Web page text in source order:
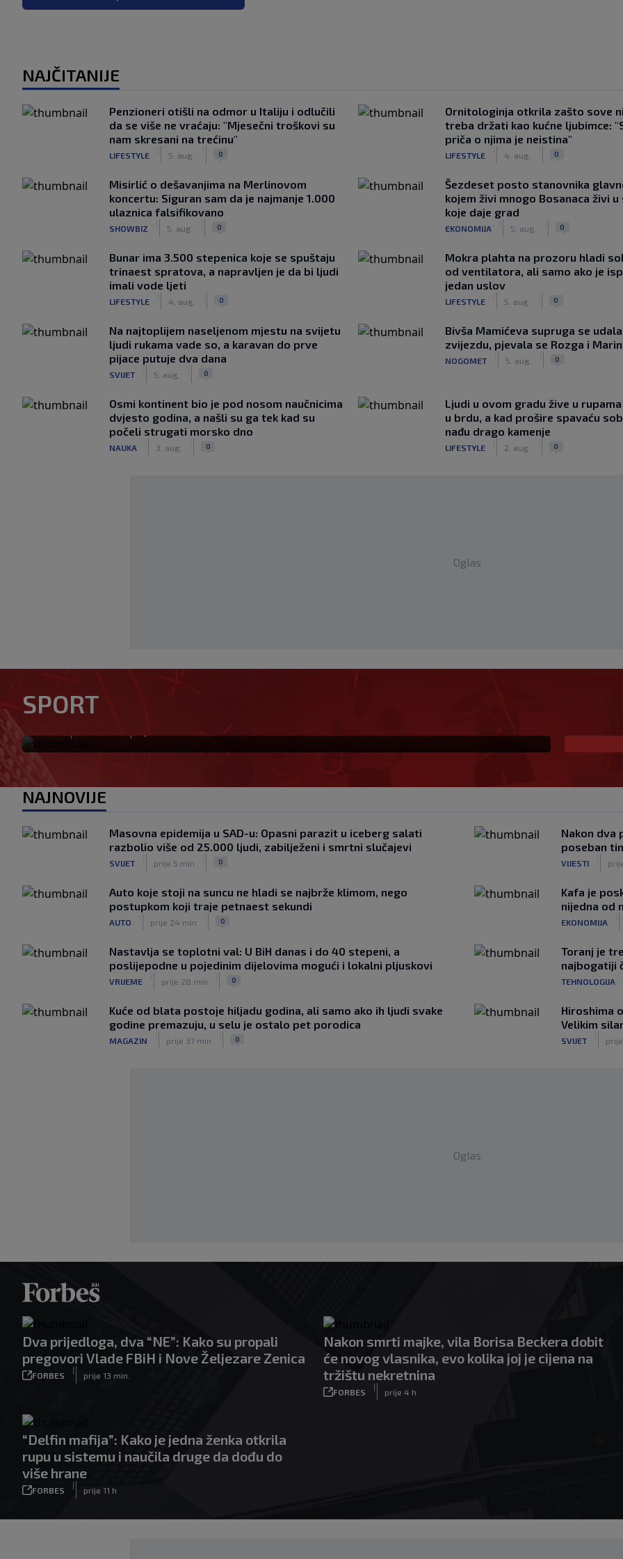
NAJČITANIJE
Penzioneri otišli na odmor u Italiju i odlučili
da se više ne vraćaju: "Mjesečni troškovi su
nam skresani na trećinu"
LIFESTYLE 5. aug. 0
Ornitologinja otkrila zašto sove
treba držati kao kućne ljubimce:
priča o njima je neistina"
LIFESTYLE 4. aug. 0
Misirlić o dešavanjima na Merlinovom
koncertu: Siguran sam da je najmanje 1.000
ulaznica falsifikovano
SHOWBIZ 5. aug. 0
Šezdeset posto stanovnika
kojem živi mnogo Bosanaca živi
koje daje grad
EKONOMIJA 5. aug. 0
Bunar imа 3.500 stepenica koje se spuštaju
trinaest spratova, a napravljen je da bi ljudi
imali vode ljeti
LIFESTYLE 4. aug. 0
Mokra plahta na prozoru hladi
od ventilatora, ali samo ako je
jedan uslov
LIFESTYLE 5. aug. 0
Na najtoplijem naseljenom mjestu na svijetu
ljudi rukama vade so, a karavan do prve
pijace putuje dva dana
SVIJET 5. aug. 0
Bivša Mamićeva supruga se udala
zvijezdu, pjevala se Rozga i
NOGOMET 5. aug. 0
Osmi kontinent bio je pod nosom naučnicima
dvjesto godina, a našli su ga tek kad su
počeli strugati morsko dno
NAUKA 3. aug. 0
Ljudi u ovom gradu žive u
u brdu, a kad prošire spavaću
nađu drago kamenje
LIFESTYLE 2. aug. 0
Oglas
SPORT
mečevi, brži setovi i nova pravila bodovanja
NAJNOVIJE
Masovna epidemija u SAD-u: Opasni parazit u iceberg salati
razbolio više od 25.000 ljudi, zabilježeni i smrtni slučajevi
SVIJET prije 5 min 0
Nakon dva
poseban
VIJESTI
Auto koje stoji na suncu ne hladi se najbrže klimom, nego
postupkom koji traje petnaest sekundi
AUTO prije 24 min 0
Kafa je
nijedna od
EKONOMIJA
Nastavlja se toplotni val: U BiH danas i do 40 stepeni, a
poslijepodne u pojedinim dijelovima mogući i lokalni pljuskovi
VRIJEME prije 28 min 0
Toranj je
najbogatiji
TEHNOLOGIJA
Kuće od blata postoje hiljadu godina, ali samo ako ih ljudi svake
godine premazuju, u selu je ostalo pet porodica
MAGAZIN prije 37 min 0
Hiroshima
Velikim
SVIJET
Oglas
Dva prijedloga, dva “NE”: Kako su propali
pregovori Vlade FBiH i Nove Željezare Zenica
FORBES
|
prije 13 min.
Nakon smrti majke, vila Borisa Beckera dobit
će novog vlasnika, evo kolika joj je cijena na
tržištu nekretnina
FORBES
|
prije 4 h
“Delfin mafija”: Kako je jedna ženka otkrila
rupu u sistemu i naučila druge da dođu do
više hrane
FORBES
|
prije 11 h